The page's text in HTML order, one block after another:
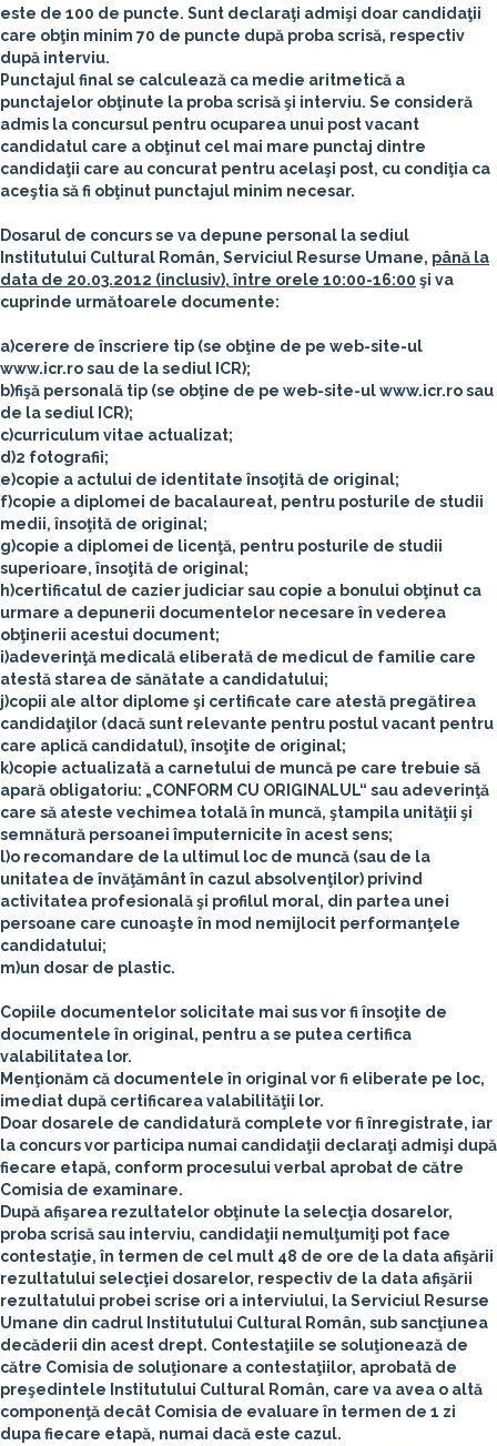
este de 100 de puncte. Sunt declaraţi admişi doar candidaţii
care obţin minim 70 de puncte după proba scrisă, respectiv
după interviu.
Punctajul final se calculează ca medie aritmetică a
punctajelor obţinute la proba scrisă şi interviu. Se consideră
admis la concursul pentru ocuparea unui post vacant
candidatul care a obţinut cel mai mare punctaj dintre
candidaţii care au concurat pentru acelaşi post, cu condiţia ca
aceştia să fi obţinut punctajul minim necesar.
Dosarul de concurs se va depune personal la sediul
Institutului Cultural Român, Serviciul Resurse Umane, până la
data de 20.03.2012 (inclusiv), între orele 10:00-16:00 şi va
cuprinde următoarele documente:
a)cerere de înscriere tip (se obţine de pe web-site-ul
www.icr.ro sau de la sediul ICR);
b)fişă personală tip (se obţine de pe web-site-ul www.icr.ro sau
de la sediul ICR);
c)curriculum vitae actualizat;
d)2 fotografii;
e)copie a actului de identitate însoţită de original;
f)copie a diplomei de bacalaureat, pentru posturile de studii
medii, însoţită de original;
g)copie a diplomei de licenţă, pentru posturile de studii
superioare, însoţită de original;
h)certificatul de cazier judiciar sau copie a bonului obţinut ca
urmare a depunerii documentelor necesare în vederea
obţinerii acestui document;
i)adeverinţă medicală eliberată de medicul de familie care
atestă starea de sănătate a candidatului;
j)copii ale altor diplome şi certificate care atestă pregătirea
candidaţilor (dacă sunt relevante pentru postul vacant pentru
care aplică candidatul), însoţite de original;
k)copie actualizată a carnetului de muncă pe care trebuie să
apară obligatoriu: „CONFORM CU ORIGINALUL“ sau adeverinţă
care să ateste vechimea totală în muncă, ştampila unităţii şi
semnătură persoanei împuternicite în acest sens;
l)o recomandare de la ultimul loc de muncă (sau de la
unitatea de învăţământ în cazul absolvenţilor) privind
activitatea profesională şi profilul moral, din partea unei
persoane care cunoaşte în mod nemijlocit performanţele
candidatului;
m)un dosar de plastic.
Copiile documentelor solicitate mai sus vor fi însoţite de
documentele în original, pentru a se putea certifica
valabilitatea lor.
Menţionăm că documentele în original vor fi eliberate pe loc,
imediat după certificarea valabilităţii lor.
Doar dosarele de candidatură complete vor fi înregistrate, iar
la concurs vor participa numai candidaţii declaraţi admişi după
fiecare etapă, conform procesului verbal aprobat de către
Comisia de examinare.
După afişarea rezultatelor obţinute la selecţia dosarelor,
proba scrisă sau interviu, candidaţii nemulţumiţi pot face
contestaţie, în termen de cel mult 48 de ore de la data afişării
rezultatului selecţiei dosarelor, respectiv de la data afişării
rezultatului probei scrise ori a interviului, la Serviciul Resurse
Umane din cadrul Institutului Cultural Român, sub sancţiunea
decăderii din acest drept. Contestaţiile se soluţionează de
către Comisia de soluţionare a contestaţiilor, aprobată de
preşedintele Institutului Cultural Român, care va avea o altă
componenţă decât Comisia de evaluare în termen de 1 zi
dupa fiecare etapă, numai dacă este cazul.